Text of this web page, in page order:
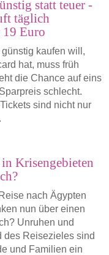
statt teuer -
täglich
19 Euro
kaufen will,
hat, muss früh
die Chance auf eins
schlecht.
sind nicht nur
Krisengebieten
nach Ägypten
nun über einen
Unruhen und
des Reisezieles sind
und Familien ein